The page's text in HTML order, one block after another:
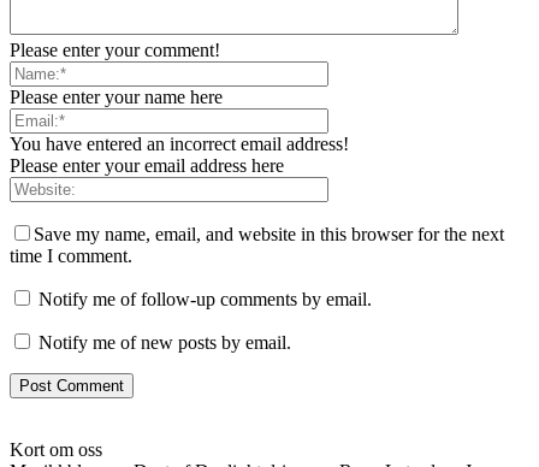
Please enter your comment!
Please enter your name here
You have entered an incorrect email address!
Please enter your email address here
Save my name, email, and website in this browser for the next
time I comment.
Notify me of follow-up comments by email.
Notify me of new posts by email.
Kort om oss